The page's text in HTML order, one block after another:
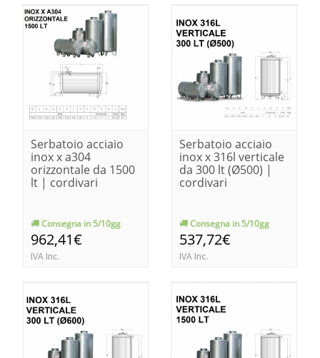
Serbatoio acciaio
inox x a304
orizzontale da 1500
lt | cordivari
Consegna in 5/10gg
962,41€
IVA Inc.
Serbatoio acciaio
inox x 316l verticale
da 300 lt (Ø500) |
cordivari
Consegna in 5/10gg
537,72€
IVA Inc.